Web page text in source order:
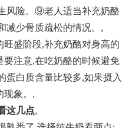
风险。⑨老人适当补充奶酪
减少骨质疏松的情况。 ,
盛阶段,补充奶酪对身高的
注意,在吃奶酪的时候避免
蛋白质含量比较多,如果摄入
象。 ,
这几点,